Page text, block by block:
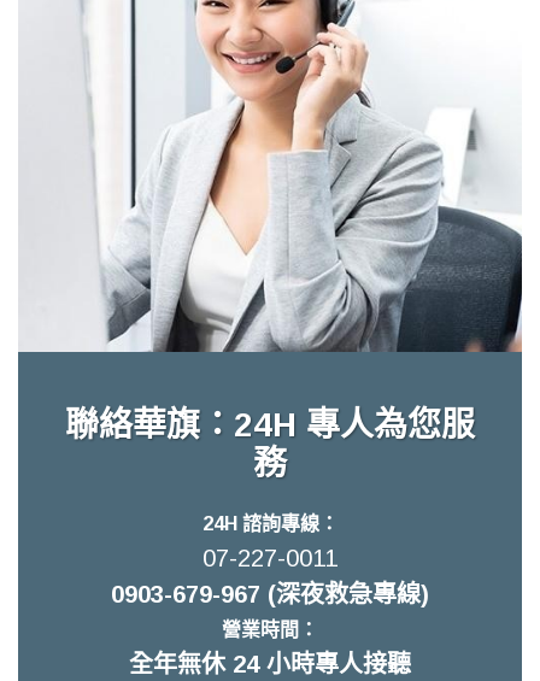
聯絡華旗：24H 專人為您服
務
24H 諮詢專線：
07-227-0011
0903-679-967 (深夜救急專線)
營業時間：
全年無休 24 小時專人接聽